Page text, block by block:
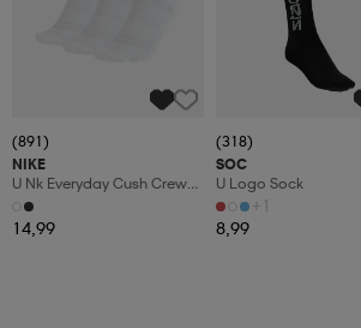
(891)
NIKE
U Nk Everyday Cush Crew
3pr
14,99
(318)
SOC
U Logo Sock
+1
8,99